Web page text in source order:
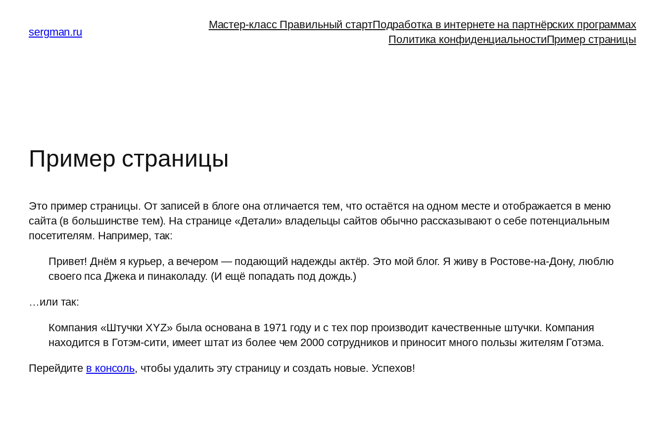
содержимому
sergman.ru
Мастер-класс Правильный стартПодработка в интернете на партнёрских программах
Политика конфиденциальностиПример страницы
Пример страницы
Это пример страницы. От записей в блоге она отличается тем, что остаётся на одном месте и отображается в меню
сайта (в большинстве тем). На странице «Детали» владельцы сайтов обычно рассказывают о себе потенциальным
посетителям. Например, так:
Привет! Днём я курьер, а вечером — подающий надежды актёр. Это мой блог. Я живу в Ростове-на-Дону, люблю
своего пса Джека и пинаколаду. (И ещё попадать под дождь.)
…или так:
Компания «Штучки XYZ» была основана в 1971 году и с тех пор производит качественные штучки. Компания
находится в Готэм-сити, имеет штат из более чем 2000 сотрудников и приносит много пользы жителям Готэма.
Перейдите в консоль, чтобы удалить эту страницу и создать новые. Успехов!